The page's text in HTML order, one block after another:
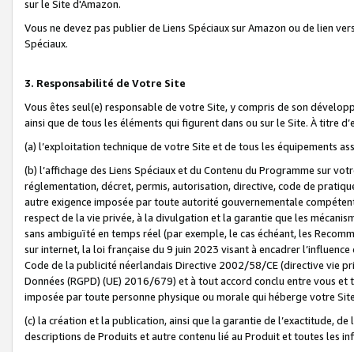
sur le Site d'Amazon.
Vous ne devez pas publier de Liens Spéciaux sur Amazon ou de lien
Spéciaux.
3. Responsabilité de Votre Site
Vous êtes seul(e) responsable de votre Site, y compris de son
ainsi que de tous les éléments qui figurent dans ou sur le Site. À titre
(a) l’exploitation technique de votre Site et de tous les équipements
(b) l’affichage des Liens Spéciaux et du Contenu du Programme sur
réglementation, décret, permis, autorisation, directive, code de
autre exigence imposée par toute autorité gouvernementale
respect de la vie privée, à la divulgation et la garantie que les
sans ambiguïté en temps réel (par exemple, le cas échéant, les
sur internet, la loi française du 9 juin 2023 visant à encadrer
Code de la publicité néerlandais Directive 2002/58/CE (directive vie
Données (RGPD) (UE) 2016/679) et à tout accord conclu entre vous
imposée par toute personne physique ou morale qui héberge votre
(c) la création et la publication, ainsi que la garantie de l’exactitude,
descriptions de Produits et autre contenu lié au Produit et toutes les